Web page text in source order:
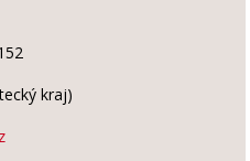
kraj)